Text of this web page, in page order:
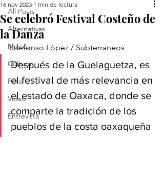
All Posts
Alternativas
Música
Cultura
Foto
Video
Entrevista
Se celebró Festival Costeño de
la Danza
16 nov 2023 1 min de lectura
Ildefonso López / Subterraneos
Después de la Guelaguetza, es
el festival de más relevancia en
el estado de Oaxaca, donde se
comparte la tradición de los
pueblos de la costa oaxaqueña